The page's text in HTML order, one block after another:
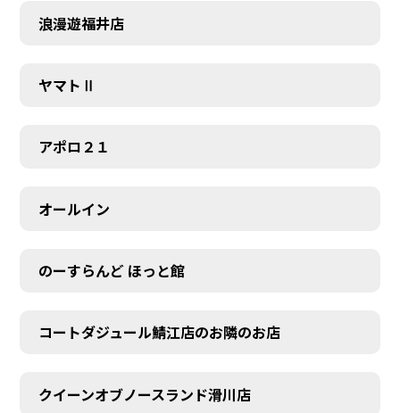
浪漫遊福井店
ヤマトⅡ
アポロ２１
オールイン
のーすらんど ほっと館
コートダジュール鯖江店のお隣のお店
クイーンオブノースランド滑川店